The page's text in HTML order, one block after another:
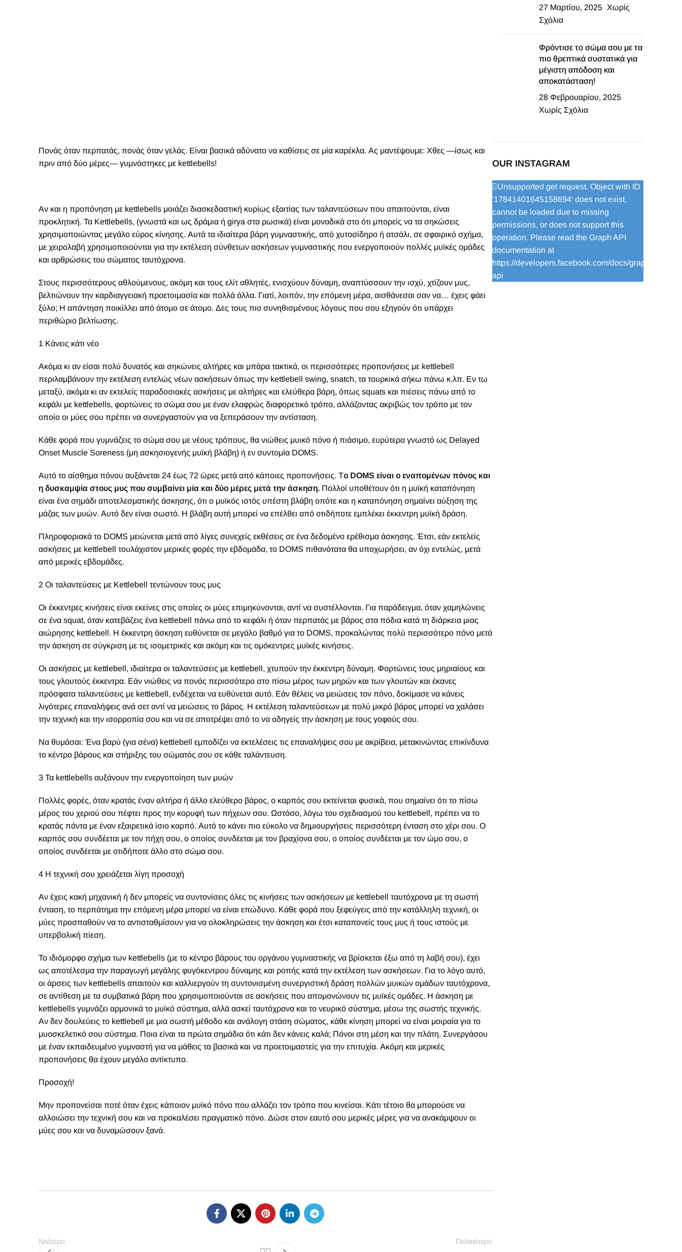
Πονάς όταν περπατάς, πονάς όταν γελάς. Είναι βασικά αδύνατο να καθίσεις σε μία καρέκλα. Ας μαντέψουμε: Χθες —ίσως και
πριν από δύο μέρες— γυμνάστηκες με kettlebells!
Αν και η προπόνηση με kettlebells μοιάζει διασκεδαστική κυρίως εξαιτίας των ταλαντεύσεων που απαιτούνται, είναι
προκλητική. Τα Kettlebells, (γνωστά και ως δράμια ή girya στα ρωσικά) είναι μοναδικά στο ότι μπορείς να τα σηκώσεις
χρησιμοποιώντας μεγάλο εύρος κίνησης. Αυτά τα ιδιαίτερα βάρη γυμναστικής, από χυτοσίδηρο ή ατσάλι, σε σφαιρικό σχήμα,
με χειρολαβή χρησιμοποιούνται για την εκτέλεση σύνθετων ασκήσεων γυμναστικής που ενεργοποιούν πολλές μυϊκές ομάδες
και αρθρώσεις του σώματος ταυτόχρονα.
Στους περισσότερους αθλούμενους, ακόμη και τους ελίτ αθλητές, ενισχύουν δύναμη, αναπτύσσουν την ισχύ, χτίζουν μυς,
βελτιώνουν την καρδιαγγειακή προετοιμασία και πολλά άλλα. Γιατί, λοιπόν, την επόμενη μέρα, αισθάνεσαι σαν να… έχεις φάει
ξύλο; Η απάντηση ποικίλλει από άτομο σε άτομο. Δες τους πιο συνηθισμένους λόγους που σου εξηγούν ότι υπάρχει
περιθώριο βελτίωσης.
1 Κάνεις κάτι νέο
Ακόμα κι αν είσαι πολύ δυνατός και σηκώνεις αλτήρες και μπάρα τακτικά, οι περισσότερες προπονήσεις με kettlebell
περιλαμβάνουν την εκτέλεση εντελώς νέων ασκήσεων όπως την kettlebell swing, snatch, τα τουρκικά σήκω πάνω κ.λπ. Εν τω
μεταξύ, ακόμα κι αν εκτελείς παραδοσιακές ασκήσεις με αλτήρες και ελεύθερα βάρη, όπως squats και πιέσεις πάνω από το
κεφάλι με kettlebells, φορτώνεις το σώμα σου με έναν ελαφρώς διαφορετικό τρόπο, αλλάζοντας ακριβώς τον τρόπο με τον
οποίο οι μύες σου πρέπει να συνεργαστούν για να ξεπεράσουν την αντίσταση.
Κάθε φορά που γυμνάζεις το σώμα σου με νέους τρόπους, θα νιώθεις μυικό πόνο ή πιάσιμο, ευρύτερα γνωστό ως Delayed
Onset Muscle Soreness (μη ασκησιογενής μυϊκή βλάβη) ή εν συντομία DOMS.
Αυτό το αίσθημα πόνου αυξάνεται 24 έως 72 ώρες μετά από κάποιες προπονήσεις. Το DOMS είναι ο εναπομένων πόνος και
η δυσκαμψία στους μυς που συμβαίνει μία και δύο μέρες μετά την άσκηση. Πολλοί υποθέτουν ότι η μυϊκή καταπόνηση
είναι ένα σημάδι αποτελεσματικής άσκησης, ότι ο μυϊκός ιστός υπέστη βλάβη οπότε και η καταπόνηση σημαίνει αύξηση της
μάζας των μυών. Αυτό δεν είναι σωστό. Η βλάβη αυτή μπορεί να επέλθει από οτιδήποτε εμπλέκει έκκεντρη μυϊκή δράση.
Πληροφοριακά το DOMS μειώνεται μετά από λίγες συνεχείς εκθέσεις σε ένα δεδομένο ερέθισμα άσκησης. Έτσι, εάν εκτελείς
ασκήσεις με kettlebell τουλάχιστον μερικές φορές την εβδομάδα, το DOMS πιθανότατα θα υποχωρήσει, αν όχι εντελώς, μετά
από μερικές εβδομάδες.
2 Οι ταλαντεύσεις με Kettlebell τεντώνουν τους μυς
Οι έκκεντρες κινήσεις είναι εκείνες στις οποίες οι μύες επιμηκύνονται, αντί να συστέλλονται. Για παράδειγμα, όταν χαμηλώνεις
σε ένα squat, όταν κατεβάζεις ένα kettlebell πάνω από το κεφάλι ή όταν περπατάς με βάρος στα πόδια κατά τη διάρκεια μιας
αιώρησης kettlebell. Η έκκεντρη άσκηση ευθύνεται σε μεγάλο βαθμό για το DOMS, προκαλώντας πολύ περισσότερο πόνο μετά
την άσκηση σε σύγκριση με τις ισομετρικές και ακόμη και τις ομόκεντρες μυϊκές κινήσεις.
Οι ασκήσεις με kettlebell, ιδιαίτερα οι ταλαντεύσεις με kettlebell, χτυπούν την έκκεντρη δύναμη. Φορτώνεις τους μηριαίους και
τους γλουτούς έκκεντρα. Εάν νιώθεις να πονάς περισσότερο στο πίσω μέρος των μηρών και των γλουτών και έκανες
πρόσφατα ταλαντεύσεις με kettlebell, ενδέχεται να ευθύνεται αυτό. Εάν θέλεις να μειώσεις τον πόνο, δοκίμασε να κάνεις
λιγότερες επαναλήψεις ανά σετ αντί να μειώσεις το βάρος. Η εκτέλεση ταλαντεύσεων με πολύ μικρό βάρος μπορεί να χαλάσει
την τεχνική και την ισορροπία σου και να σε αποτρέψει από το να οδηγείς την άσκηση με τους γοφούς σου.
Να θυμάσαι: Ένα βαρύ (για σένα) kettlebell εμποδίζει να εκτελέσεις τις επαναλήψεις σου με ακρίβεια, μετακινώντας επικίνδυνα
το κέντρο βάρους και στήριξης του σώματός σου σε κάθε ταλάντευση.
3 Τα kettlebells αυξάνουν την ενεργοποίηση των μυών
Πολλές φορές, όταν κρατάς έναν αλτήρα ή άλλο ελεύθερο βάρος, ο καρπός σου εκτείνεται φυσικά, που σημαίνει ότι το πίσω
μέρος του χεριού σου πέφτει προς την κορυφή των πήχεων σου. Ωστόσο, λόγω του σχεδιασμού του kettlebell, πρέπει να το
κρατάς πάντα με έναν εξαιρετικά ίσιο καρπό. Αυτό το κάνει πιο εύκολο να δημιουργήσεις περισσότερη ένταση στο χέρι σου. Ο
καρπός σου συνδέεται με τον πήχη σου, ο οποίος συνδέεται με τον βραχίονα σου, ο οποίος συνδέεται με τον ώμο σου, ο
οποίος συνδέεται με οτιδήποτε άλλο στο σώμα σου.
4 Η τεχνική σου χρειάζεται λίγη προσοχή
Αν έχεις κακή μηχανική ή δεν μπορείς να συντονίσεις όλες τις κινήσεις των ασκήσεων με kettlebell ταυτόχρονα με τη σωστή
ένταση, το περπάτημα την επόμενη μέρα μπορεί να είναι επώδυνο. Κάθε φορά που ξεφεύγεις από την κατάλληλη τεχνική, οι
μύες προσπαθούν να το αντισταθμίσουν για να ολοκληρώσεις την άσκηση και έτσι καταπονείς τους μυς ή τους ιστούς με
υπερβολική πίεση.
Το ιδιόμορφο σχήμα των kettlebells (με το κέντρο βάρους του οργάνου γυμναστικής να βρίσκεται έξω από τη λαβή σου), έχει
ως αποτέλεσμα την παραγωγή μεγάλης φυγόκεντρου δύναμης και ροπής κατά την εκτέλεση των ασκήσεων. Για το λόγο αυτό,
οι άρσεις των kettlebells απαιτούν και καλλιεργούν τη συντονισμένη συνεργιστική δράση πολλών μυικών ομάδων ταυτόχρονα,
σε αντίθεση με τα συμβατικά βάρη που χρησιμοποιούνται σε ασκήσεις που απομονώνουν τις μυϊκές ομάδες. Η άσκηση με
kettlebells γυμνάζει αρμονικά το μυϊκό σύστημα, αλλά ασκεί ταυτόχρονα και το νευρικό σύστημα, μέσω της σωστής τεχνικής.
Αν δεν δουλεύεις το kettlebell με μια σωστή μέθοδο και ανάλογη στάση σώματος, κάθε κίνηση μπορεί να είναι μοιραία για το
μυοσκελετικό σου σύστημα. Ποια είναι τα πρώτα σημάδια ότι κάτι δεν κάνεις καλά; Πόνοι στη μέση και την πλάτη. Συνεργάσου
με έναν εκπαιδευμένο γυμναστή για να μάθεις τα βασικά και να προετοιμαστείς για την επιτυχία. Ακόμη και μερικές
προπονήσεις θα έχουν μεγάλο αντίκτυπο.
Προσοχή!
Μην προπονείσαι ποτέ όταν έχεις κάποιον μυϊκό πόνο που αλλάζει τον τρόπο που κινείσαι. Κάτι τέτοιο θα μπορούσε να
αλλοιώσει την τεχνική σου και να προκαλέσει πραγματικό πόνο. Δώσε στον εαυτό σου μερικές μέρες για να ανακάμψουν οι
μύες σου και να δυναμώσουν ξανά.
Νεότερο
Παλαιότερο
27 Μαρτίου, 2025 Χωρίς
Σχόλια
Φρόντισε το σώμα σου με τα
πιο θρεπτικά συστατικά για
μέγιστη απόδοση και
αποκατάσταση!
28 Φεβρουαρίου, 2025
Χωρίς Σχόλια
OUR INSTAGRAM
Unsupported get request. Object with ID
'17841401645158694' does not exist,
cannot be loaded due to missing
permissions, or does not support this
operation. Please read the Graph API
documentation at
https://developers.facebook.com/docs/graph-
api